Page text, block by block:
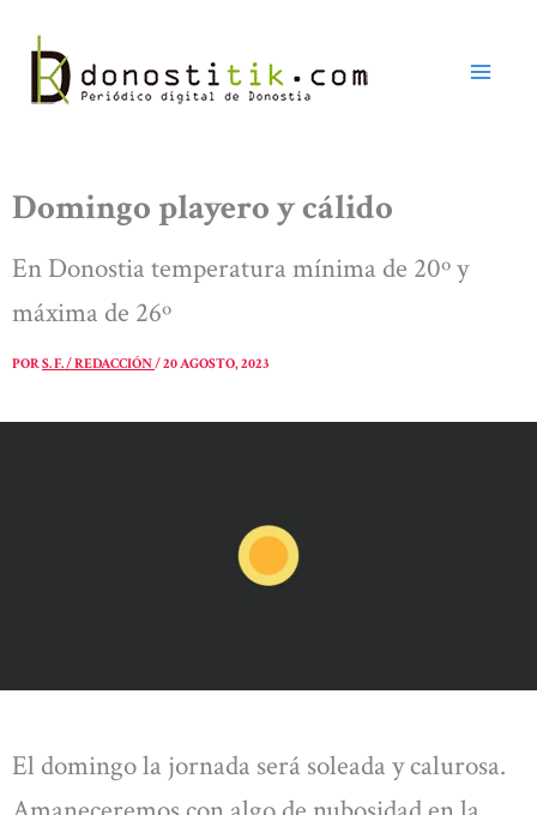
contenido
Domingo playero y cálido
En Donostia temperatura mínima de 20º y
máxima de 26º
PORS. F. / REDACCIÓN/20 AGOSTO, 2023
El domingo la jornada será soleada y calurosa.